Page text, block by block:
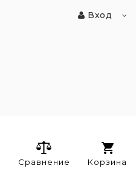
Вход
Корзина
Сравнение